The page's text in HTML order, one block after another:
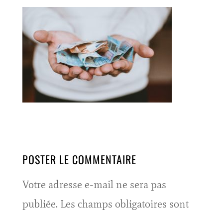
POSTER LE COMMENTAIRE
Votre adresse e-mail ne sera pas
publiée. Les champs obligatoires sont